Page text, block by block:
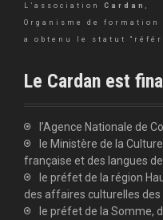
L’association Cardan
Organisme de formation
a obtenu le statut
Le Cardan est
l’Agence Nationale de
le Ministère de la
française et des langues
le préfet de la région
des affaires culturelles des
le préfet de la Somme,